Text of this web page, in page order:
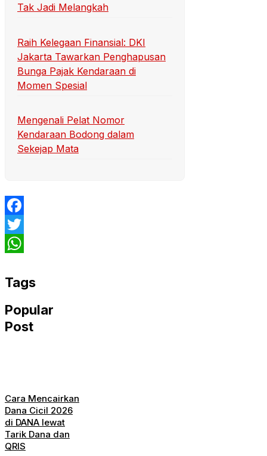
Tak Jadi Melangkah
Raih Kelegaan Finansial: DKI
Jakarta Tawarkan Penghapusan
Bunga Pajak Kendaraan di
Momen Spesial
Mengenali Pelat Nomor
Kendaraan Bodong dalam
Sekejap Mata
Facebook
Twitter
Tags
Popular
Post
Cara Mencairkan
Dana Cicil 2026
di DANA lewat
Tarik Dana dan
QRIS